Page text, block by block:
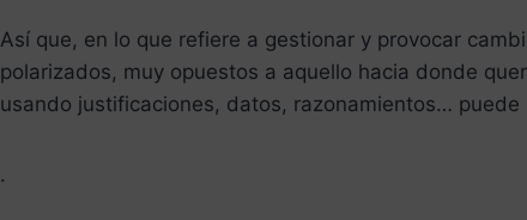
Así que, en lo que refiere a gestionar y provocar
polarizados, muy opuestos a aquello hacia donde
usando justificaciones, datos, razonamientos… puede
.